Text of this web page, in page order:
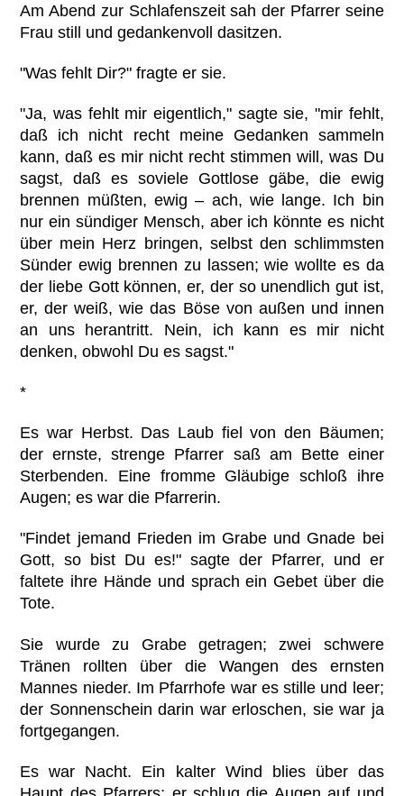
Am Abend zur Schlafenszeit sah der Pfarrer seine
Frau still und gedankenvoll dasitzen.
"Was fehlt Dir?" fragte er sie.
"Ja, was fehlt mir eigentlich," sagte sie, "mir fehlt,
daß ich nicht recht meine Gedanken sammeln
kann, daß es mir nicht recht stimmen will, was Du
sagst, daß es soviele Gottlose gäbe, die ewig
brennen müßten, ewig – ach, wie lange. Ich bin
nur ein sündiger Mensch, aber ich könnte es nicht
über mein Herz bringen, selbst den schlimmsten
Sünder ewig brennen zu lassen; wie wollte es da
der liebe Gott können, er, der so unendlich gut ist,
er, der weiß, wie das Böse von außen und innen
an uns herantritt. Nein, ich kann es mir nicht
denken, obwohl Du es sagst."
*
Es war Herbst. Das Laub fiel von den Bäumen;
der ernste, strenge Pfarrer saß am Bette einer
Sterbenden. Eine fromme Gläubige schloß ihre
Augen; es war die Pfarrerin.
"Findet jemand Frieden im Grabe und Gnade bei
Gott, so bist Du es!" sagte der Pfarrer, und er
faltete ihre Hände und sprach ein Gebet über die
Tote.
Sie wurde zu Grabe getragen; zwei schwere
Tränen rollten über die Wangen des ernsten
Mannes nieder. Im Pfarrhofe war es stille und leer;
der Sonnenschein darin war erloschen, sie war ja
fortgegangen.
Es war Nacht. Ein kalter Wind blies über das